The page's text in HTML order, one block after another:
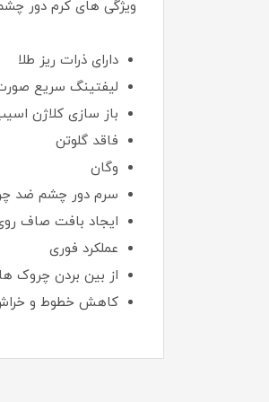
ویژگی های کرم دور
دارای ذرات ریز طلا
لیفتینگ سریع
باز سازی کلاژن
فاقد گلوتن
وگان
سرم دور چشم ضد
ایجاد بافت صاف
عملکرد فوری
از بین بردن چروک
کاهش خطوط و